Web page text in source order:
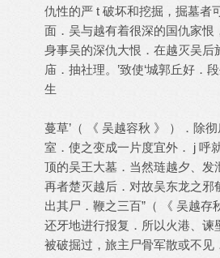
仇性的严 t 破坏和挖掘，掘墓者
面．吴与越有着很深的国仇家恨
身事吴的深仇大恨．在越灭吴后
庙．抽社理。’致使‘城郭丘好．
生
蔓草’（ 《 吴越容秋 》 ）．除
室．使之变成一片度宜外． j 呼
顶的吴王大墓．当然琏越夕、发
再者楚灭越后．对故吴东龙之邪
出其尸．鞭之三百”（ 《 吴越存
还牙地进行报复．所以火港、谏
被破掘过，旅主尸骨军散或不见